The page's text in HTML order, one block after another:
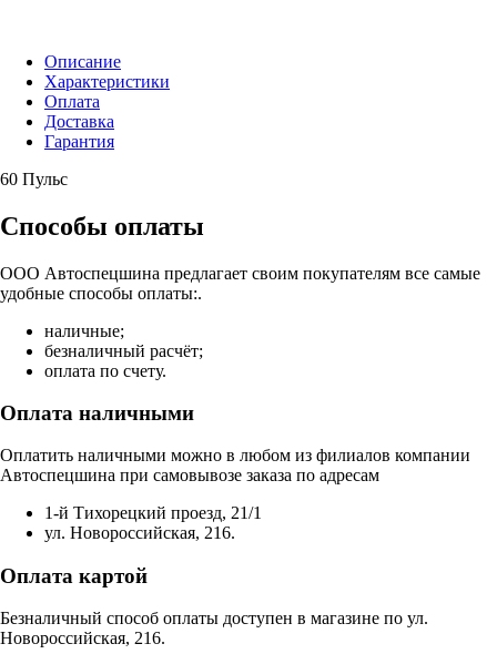
Описание
Характеристики
Оплата
Доставка
Гарантия
60 Пульс
Способы оплаты
ООО Автоспецшина предлагает своим покупателям все самые
удобные способы оплаты:.
наличные;
безналичный расчёт;
оплата по счету.
Оплата наличными
Оплатить наличными можно в любом из филиалов компании
Автоспецшина при самовывозе заказа по адресам
1-й Тихорецкий проезд, 21/1
ул. Новороссийская, 216.
Оплата картой
Безналичный способ оплаты доступен в магазине по ул.
Новороссийская, 216.